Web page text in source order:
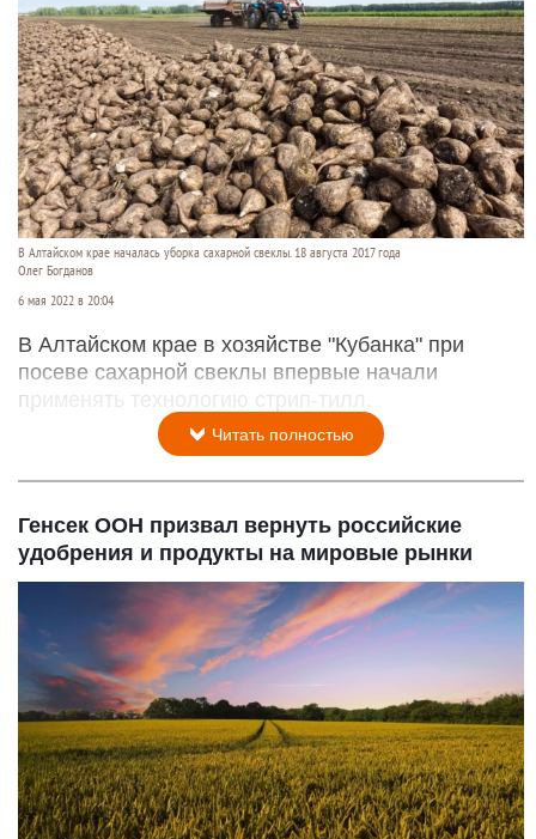
В Алтайском крае началась уборка сахарной свеклы. 18 августа 2017 года
Олег Богданов
6 мая 2022 в 20:04
В Алтайском крае в хозяйстве "Кубанка" при
посеве сахарной свеклы впервые начали
применять технологию стрип-тилл.
Читать полностью
Генсек ООН призвал вернуть российские
удобрения и продукты на мировые рынки